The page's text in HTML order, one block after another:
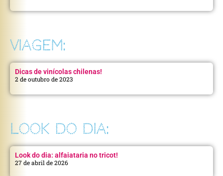
VIAGEM:
Dicas de vinícolas chilenas!
2 de outubro de 2023
LOOK DO DIA:
Look do dia: alfaiataria no tricot!
27 de abril de 2026